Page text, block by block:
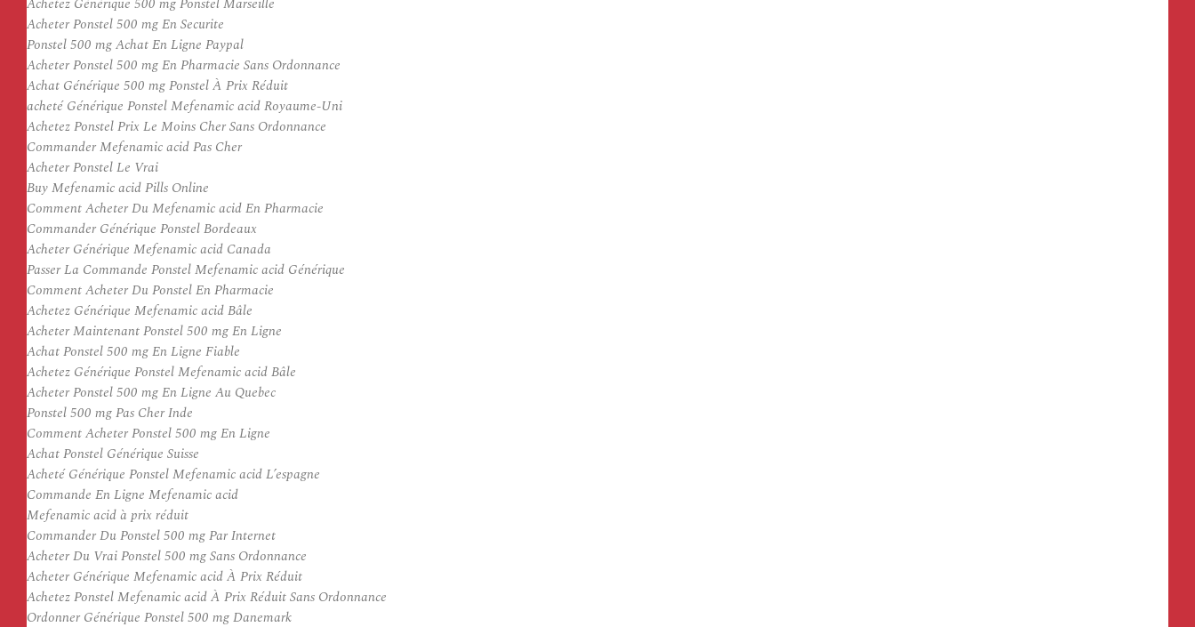
Acheter Ponstel 500 mg En Securite
Ponstel 500 mg Achat En Ligne Paypal
Acheter Ponstel 500 mg En Pharmacie Sans Ordonnance
Achat Générique 500 mg Ponstel À Prix Réduit
acheté Générique Ponstel Mefenamic acid Royaume-Uni
Achetez Ponstel Prix Le Moins Cher Sans Ordonnance
Commander Mefenamic acid Pas Cher
Acheter Ponstel Le Vrai
Buy Mefenamic acid Pills Online
Comment Acheter Du Mefenamic acid En Pharmacie
Commander Générique Ponstel Bordeaux
Acheter Générique Mefenamic acid Canada
Passer La Commande Ponstel Mefenamic acid Générique
Comment Acheter Du Ponstel En Pharmacie
Achetez Générique Mefenamic acid Bâle
Acheter Maintenant Ponstel 500 mg En Ligne
Achat Ponstel 500 mg En Ligne Fiable
Achetez Générique Ponstel Mefenamic acid Bâle
Acheter Ponstel 500 mg En Ligne Au Quebec
Ponstel 500 mg Pas Cher Inde
Comment Acheter Ponstel 500 mg En Ligne
Achat Ponstel Générique Suisse
Acheté Générique Ponstel Mefenamic acid L’espagne
Commande En Ligne Mefenamic acid
Mefenamic acid à prix réduit
Commander Du Ponstel 500 mg Par Internet
Acheter Du Vrai Ponstel 500 mg Sans Ordonnance
Acheter Générique Mefenamic acid À Prix Réduit
Achetez Ponstel Mefenamic acid À Prix Réduit Sans Ordonnance
Ordonner Générique Ponstel 500 mg Danemark